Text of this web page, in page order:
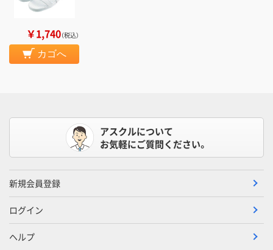
￥1,740（税込）
カゴへ
アスクルについて
お気軽にご質問ください。
新規会員登録
ログイン
ヘルプ